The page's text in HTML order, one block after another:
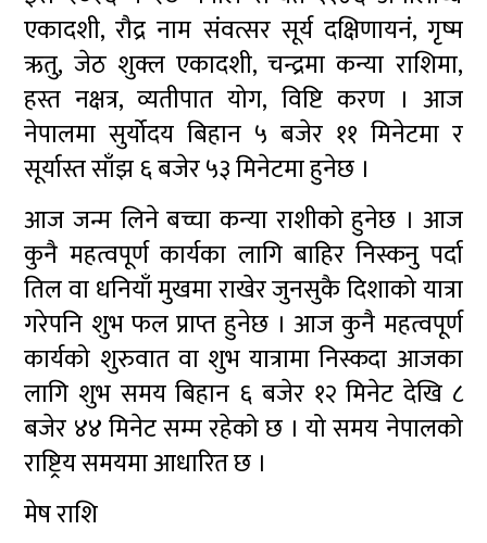
एकादशी, रौद्र नाम संवत्सर सूर्य दक्षिणायनं, गृष्म
ऋतु, जेठ शुक्ल एकादशी, चन्द्रमा कन्या राशिमा,
हस्त नक्षत्र, व्यतीपात योग, विष्टि करण । आज
नेपालमा सुर्योदय बिहान ५ बजेर ११ मिनेटमा र
सूर्यास्त साँझ ६ बजेर ५३ मिनेटमा हुनेछ ।
आज जन्म लिने बच्चा कन्या राशीको हुनेछ । आज
कुनै महत्वपूर्ण कार्यका लागि बाहिर निस्कनु पर्दा
तिल वा धनियाँ मुखमा राखेर जुनसुकै दिशाको यात्रा
गरेपनि शुभ फल प्राप्त हुनेछ । आज कुनै महत्वपूर्ण
कार्यको शुरुवात वा शुभ यात्रामा निस्कदा आजका
लागि शुभ समय बिहान ६ बजेर १२ मिनेट देखि ८
बजेर ४४ मिनेट सम्म रहेको छ । यो समय नेपालको
राष्ट्रिय समयमा आधारित छ ।
मेष राशि